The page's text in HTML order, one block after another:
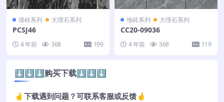
墙砖系列 大理石系列
PCSJ46
4 年前 368 199
地砖系列 大理石系列
CC20-09036
4 年前 368 119
⬇️⬇️⬇️购买下载⬇️⬇️⬇️
🤞下载遇到问题？可联系客服或反馈🤞